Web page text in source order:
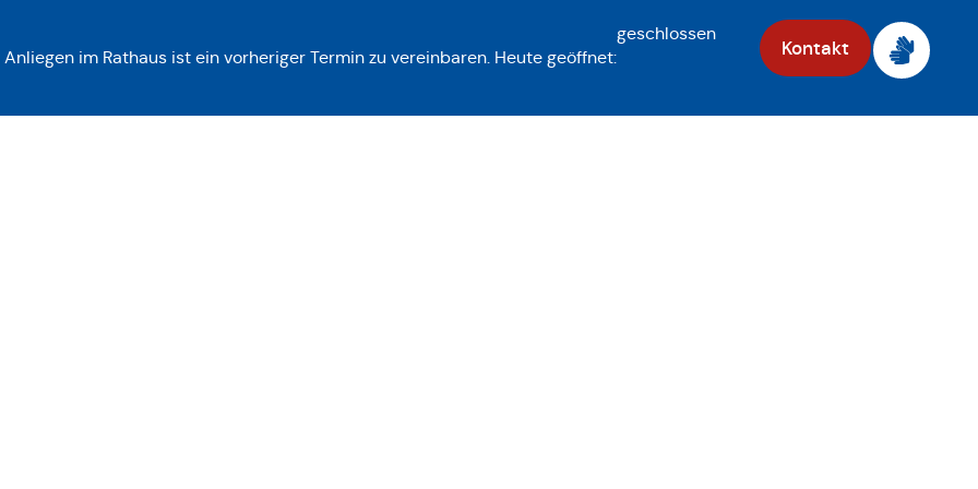
Anliegen im Rathaus ist ein vorheriger Termin zu vereinbaren. Heute geöffnet:
geschlossen
Kontakt